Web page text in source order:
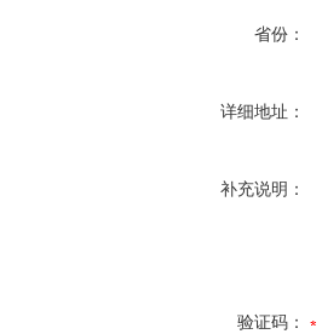
省份：
详细地址：
补充说明：
验证码：